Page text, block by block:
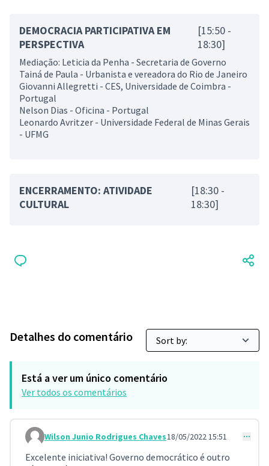
DEMOCRACIA PARTICIPATIVA EM
PERSPECTIVA
[15:50 -
18:30]
Mediação: Leticia da Penha - Secretaria de Governo
Tainá de Paula - Urbanista e vereadora do Rio de Janeiro
Giovanni Allegretti - CES, Universidade de Coimbra -
Portugal
Nelson Dias - Oficina - Portugal
Leonardo Avritzer - Universidade Federal de Minas Gerais
- UFMG
ENCERRAMENTO: ATIVIDADE
CULTURAL
[18:30 -
18:30]
Detalhes do comentário
Está a ver um único comentário
Ver todos os comentários
Comment 31
Wilson Junio Rodrigues Chaves18/05/2022 15:51
Excelente iniciativa! Governo democrático é outro